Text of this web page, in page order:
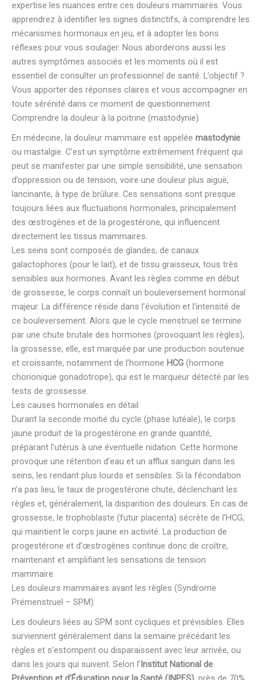
expertise les nuances entre ces douleurs mammaires. Vous
apprendrez à identifier les signes distinctifs, à comprendre les
mécanismes hormonaux en jeu, et à adopter les bons
réflexes pour vous soulager. Nous aborderons aussi les
autres symptômes associés et les moments où il est
essentiel de consulter un professionnel de santé. L’objectif ?
Vous apporter des réponses claires et vous accompagner en
toute sérénité dans ce moment de questionnement.
Comprendre la douleur à la poitrine (mastodynie)
En médecine, la douleur mammaire est appelée mastodynie
ou mastalgie. C’est un symptôme extrêmement fréquent qui
peut se manifester par une simple sensibilité, une sensation
d’oppression ou de tension, voire une douleur plus aiguë,
lancinante, à type de brûlure. Ces sensations sont presque
toujours liées aux fluctuations hormonales, principalement
des œstrogènes et de la progestérone, qui influencent
directement les tissus mammaires.
Les seins sont composés de glandes, de canaux
galactophores (pour le lait), et de tissu graisseux, tous très
sensibles aux hormones. Avant les règles comme en début
de grossesse, le corps connaît un bouleversement hormonal
majeur. La différence réside dans l’évolution et l’intensité de
ce bouleversement. Alors que le cycle menstruel se termine
par une chute brutale des hormones (provoquant les règles),
la grossesse, elle, est marquée par une production soutenue
et croissante, notamment de l’hormone HCG (hormone
chorionique gonadotrope), qui est le marqueur détecté par les
tests de grossesse.
Les causes hormonales en détail
Durant la seconde moitié du cycle (phase lutéale), le corps
jaune produit de la progestérone en grande quantité,
préparant l’utérus à une éventuelle nidation. Cette hormone
provoque une rétention d’eau et un afflux sanguin dans les
seins, les rendant plus lourds et sensibles. Si la fécondation
n’a pas lieu, le taux de progestérone chute, déclenchant les
règles et, généralement, la disparition des douleurs. En cas de
grossesse, le trophoblaste (futur placenta) sécrète de l’HCG,
qui maintient le corps jaune en activité. La production de
progestérone et d’œstrogènes continue donc de croître,
maintenant et amplifiant les sensations de tension
mammaire.
Les douleurs mammaires avant les règles (Syndrome
Prémenstruel – SPM)
Les douleurs liées au SPM sont cycliques et prévisibles. Elles
surviennent généralement dans la semaine précédant les
règles et s’estompent ou disparaissent avec leur arrivée, ou
dans les jours qui suivent. Selon l’ Institut National de